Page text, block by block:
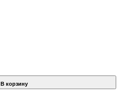
В корзину